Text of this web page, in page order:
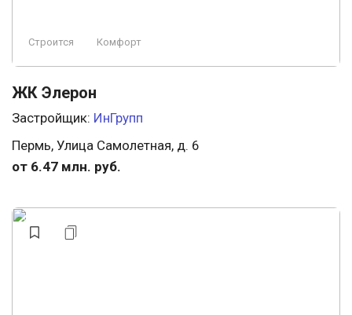
Строится Комфорт
ЖК Элерон
Застройщик: ИнГрупп
Пермь, Улица Самолетная, д. 6
от 6.47 млн. руб.